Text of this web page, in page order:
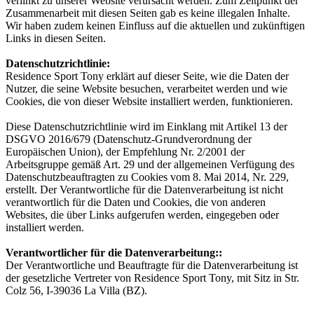
Zusammenarbeit mit diesen Seiten gab es keine illegalen Inhalte.
Wir haben zudem keinen Einfluss auf die aktuellen und zukünftigen
Links in diesen Seiten.
Datenschutzrichtlinie:
Residence Sport Tony erklärt auf dieser Seite, wie die Daten der
Nutzer, die seine Website besuchen, verarbeitet werden und wie
Cookies, die von dieser Website installiert werden, funktionieren.
Diese Datenschutzrichtlinie wird im Einklang mit Artikel 13 der
DSGVO 2016/679 (Datenschutz-Grundverordnung der
Europäischen Union), der Empfehlung Nr. 2/2001 der
Arbeitsgruppe gemäß Art. 29 und der allgemeinen Verfügung des
Datenschutzbeauftragten zu Cookies vom 8. Mai 2014, Nr. 229,
erstellt. Der Verantwortliche für die Datenverarbeitung ist nicht
verantwortlich für die Daten und Cookies, die von anderen
Websites, die über Links aufgerufen werden, eingegeben oder
installiert werden.
Verantwortlicher für die Datenverarbeitung::
Der Verantwortliche und Beauftragte für die Datenverarbeitung ist
der gesetzliche Vertreter von Residence Sport Tony, mit Sitz in Str.
Colz 56, I-39036 La Villa (BZ).